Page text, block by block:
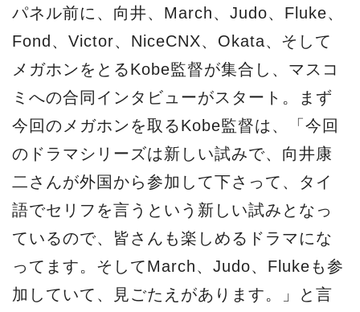
パネル前に、向井、March、Judo、Fluke、
Fond、Victor、NiceCNX、Okata、そして
メガホンをとるKobe監督が集合し、マスコ
ミへの合同インタビューがスタート。まず
今回のメガホンを取るKobe監督は、「今回
のドラマシリーズは新しい試みで、向井康
二さんが外国から参加して下さって、タイ
語でセリフを言うという新しい試みとなっ
ているので、皆さんも楽しめるドラマにな
ってます。そしてMarch、Judo、Flukeも参
加していて、見ごたえがあります。」と言